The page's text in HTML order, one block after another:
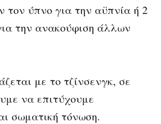
τον ύπνο για την αϋπνία ή 2
την ανακούφιση άλλων
με το τζίνσενγκ, σε
να επιτύχουμε
σωματική τόνωση.